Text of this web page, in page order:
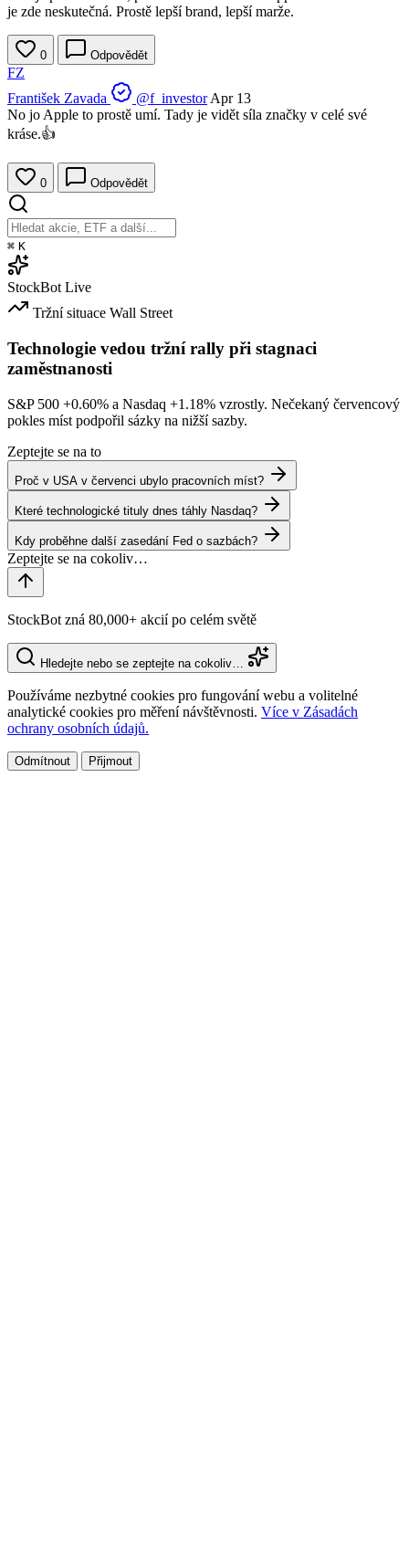
je zde neskutečná. Prostě lepší brand, lepší marže.
0 Odpovědět
FZ
František Zavada
@f_investor Apr 13
No jo Apple to prostě umí. Tady je vidět síla značky v celé své
kráse.👍
0 Odpovědět
⌘ K
StockBot Live
Tržní situace Wall Street
Technologie vedou tržní rally při stagnaci
zaměstnanosti
S&P 500 +0.60% a Nasdaq +1.18% vzrostly. Nečekaný červencový
pokles míst podpořil sázky na nižší sazby.
Zeptejte se na to
Proč v USA v červenci ubylo pracovních míst?
Které technologické tituly dnes táhly Nasdaq?
Kdy proběhne další zasedání Fed o sazbách?
StockBot zná 80,000+ akcií po celém světě
Hledejte nebo se zeptejte na cokoliv…
Používáme nezbytné cookies pro fungování webu a volitelné
analytické cookies pro měření návštěvnosti. Více v Zásadách
ochrany osobních údajů.
Odmítnout Přijmout